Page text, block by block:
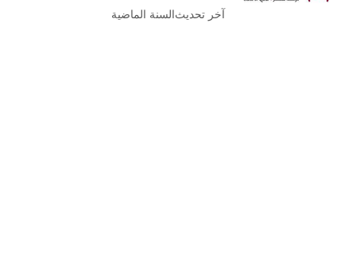
آخر تحديث السنة الماضية